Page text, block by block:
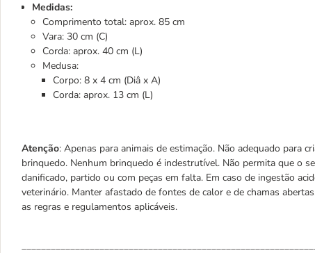
Medidas:
Comprimento total: aprox. 85 cm
Vara: 30 cm (C)
Corda: aprox. 40 cm (L)
Medusa:
Corpo: 8 x 4 cm (Diâ x A)
Corda: aprox. 13 cm (L)
Atenção: Apenas para animais de estimação. Não adequado para
brinquedo. Nenhum brinquedo é indestrutível. Não permita que o
danificado, partido ou com peças em falta. Em caso de ingestão
veterinário. Manter afastado de fontes de calor e de chamas
as regras e regulamentos aplicáveis.